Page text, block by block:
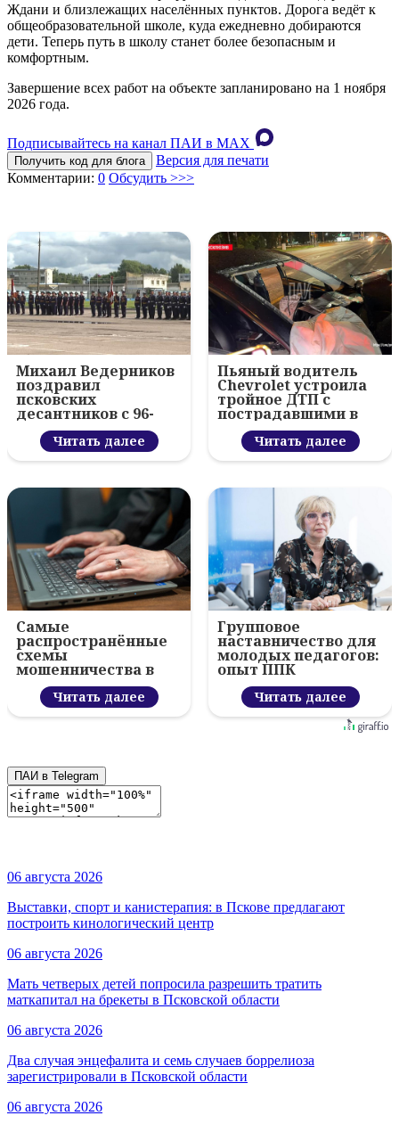
Ждани и близлежащих населённых пунктов. Дорога ведёт к
общеобразовательной школе, куда ежедневно добираются
дети. Теперь путь в школу станет более безопасным и
комфортным.
Завершение всех работ на объекте запланировано на 1 ноября
2026 года.
Подписывайтесь на канал ПАИ в MAХ
Получить код для блога
Версия для печати
Комментарии: 0 Обсудить >>>
Михаил Ведерников
поздравил
псковских
десантников с 96-
летием ВДВ и
вручил награды
Читать далее
Пьяный водитель
Chevrolet устроила
тройное ДТП с
пострадавшими в
Пскове
Читать далее
Самые
распространённые
схемы
мошенничества в
Псковской области
назвали в полиции
Читать далее
Групповое
наставничество для
молодых педагогов:
опыт ППК
Читать далее
ПАИ в Telegram
06 августа 2026
Выставки, спорт и канистерапия: в Пскове предлагают
построить кинологический центр
06 августа 2026
Мать четверых детей попросила разрешить тратить
маткапитал на брекеты в Псковской области
06 августа 2026
Два случая энцефалита и семь случаев боррелиоза
зарегистрировали в Псковской области
06 августа 2026